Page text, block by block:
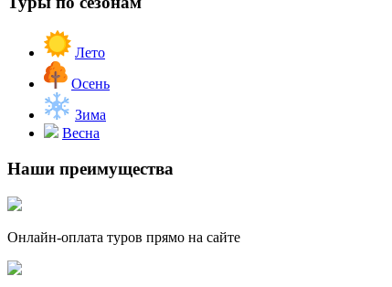
Лето
Осень
Зима
Весна
Наши преимущества
Онлайн-оплата туров прямо на сайте